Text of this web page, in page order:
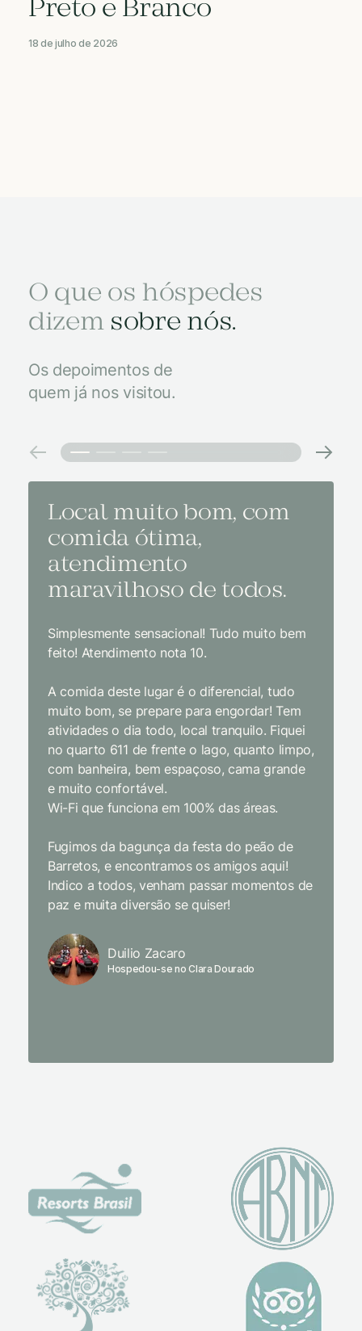
Preto e Branco
18 de julho de 2026
O que os hóspedes
dizem sobre nós.
Os depoimentos de
quem já nos visitou.
Local muito bom, com
comida ótima,
atendimento
maravilhoso de todos.
Simplesmente sensacional! Tudo muito bem
feito! Atendimento nota 10.
A comida deste lugar é o diferencial, tudo
muito bom, se prepare para engordar! Tem
atividades o dia todo, local tranquilo. Fiquei
no quarto 611 de frente o lago, quanto limpo,
com banheira, bem espaçoso, cama grande
e muito confortável.
Wi-Fi que funciona em 100% das áreas.
Fugimos da bagunça da festa do peão de
Barretos, e encontramos os amigos aqui!
Indico a todos, venham passar momentos de
paz e muita diversão se quiser!
Duilio Zacaro
Hospedou-se no Clara Dourado